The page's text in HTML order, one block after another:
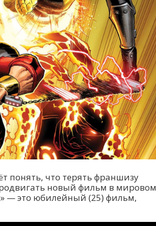
понять, что терять франшизу
новый фильм в мировом
— это юбилейный (25) фильм,